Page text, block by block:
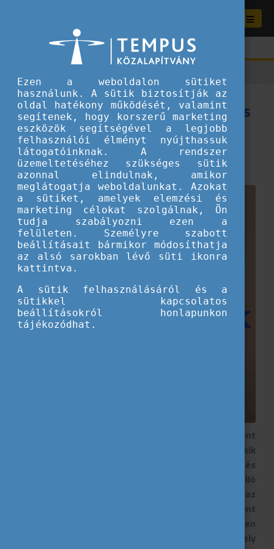
Az Eurodesk kezdetei – utazás
a történelemben
2023.08.16.
Fiataloknak ajánljuk
Találkoztál már az Eurodesk kifejezéssel, viszont
nem tudod pontosan, hogy mit jelent? Kik azok, akik
ennek a hálózatnak a tagjai? Mi a feladatuk és
miben lehetnek a segítségedre? Hét részből álló
videósorozatunkból megtudhatod, hol alapították az
Eurodesk hálózatot, milyen változásokon ment
keresztül az azóta eltelt évtizedek során; milyen
értékekkel és küldetéssel rendelkezik; mely
Ezen a weboldalon sütiket
használunk. A sütik biztosítják az
oldal hatékony működését, valamint
segítenek, hogy korszerű marketing
eszközök segítségével a legjobb
felhasználói élményt nyújthassuk
látogatóinknak. A rendszer
üzemeltetéséhez szükséges sütik
azonnal elindulnak, amikor
meglátogatja weboldalunkat. Azokat
a sütiket, amelyek elemzési és
marketing célokat szolgálnak, Ön
tudja szabályozni ezen a
felületen. Személyre szabott
beállításait bármikor módosíthatja
az alsó sarokban lévő süti ikonra
kattintva.
A sütik felhasználásáról és a
sütikkel kapcsolatos
beállításokról honlapunkon
tájékozódhat.